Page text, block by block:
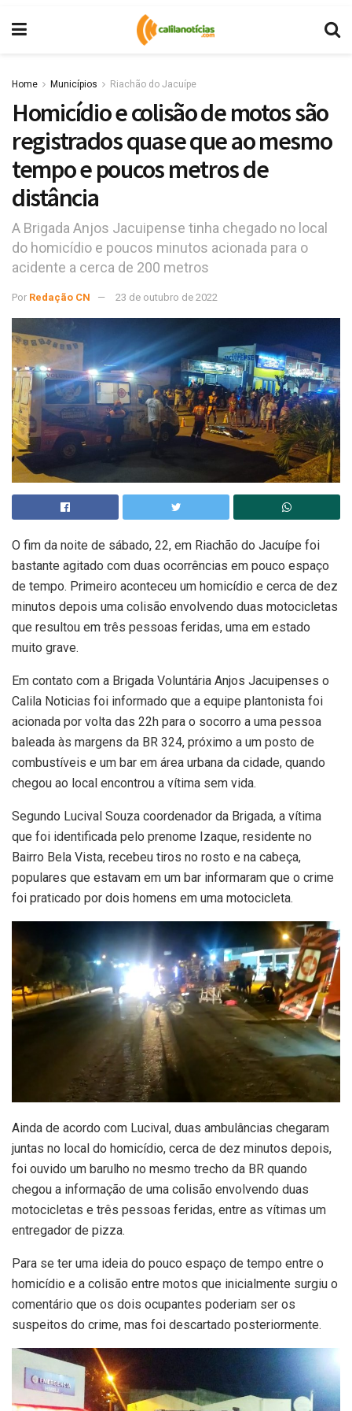
Home Municípios Riachão do Jacuípe
Homicídio e colisão de motos são
registrados quase que ao mesmo
tempo e poucos metros de
distância
A Brigada Anjos Jacuipense tinha chegado no local
do homicídio e poucos minutos acionada para o
acidente a cerca de 200 metros
Por Redação CN 23 de outubro de 2022
O fim da noite de sábado, 22, em Riachão do Jacuípe foi
bastante agitado com duas ocorrências em pouco espaço
de tempo. Primeiro aconteceu um homicídio e cerca de dez
minutos depois uma colisão envolvendo duas motocicletas
que resultou em três pessoas feridas, uma em estado
muito grave.
Em contato com a Brigada Voluntária Anjos Jacuipenses o
Calila Noticias foi informado que a equipe plantonista foi
acionada por volta das 22h para o socorro a uma pessoa
baleada às margens da BR 324, próximo a um posto de
combustíveis e um bar em área urbana da cidade, quando
chegou ao local encontrou a vítima sem vida.
Segundo Lucival Souza coordenador da Brigada, a vítima
que foi identificada pelo prenome Izaque, residente no
Bairro Bela Vista, recebeu tiros no rosto e na cabeça,
populares que estavam em um bar informaram que o crime
foi praticado por dois homens em uma motocicleta.
Ainda de acordo com Lucival, duas ambulâncias chegaram
juntas no local do homicídio, cerca de dez minutos depois,
foi ouvido um barulho no mesmo trecho da BR quando
chegou a informação de uma colisão envolvendo duas
motocicletas e três pessoas feridas, entre as vítimas um
entregador de pizza.
Para se ter uma ideia do pouco espaço de tempo entre o
homicídio e a colisão entre motos que inicialmente surgiu o
comentário que os dois ocupantes poderiam ser os
suspeitos do crime, mas foi descartado posteriormente.